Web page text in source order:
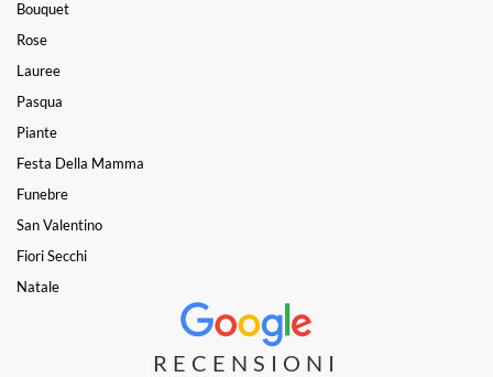
Bouquet
Rose
Lauree
Pasqua
Piante
Festa Della Mamma
Funebre
San Valentino
Fiori Secchi
Natale
RECENSIONI